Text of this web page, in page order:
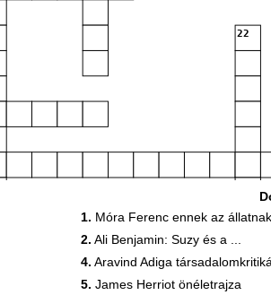
22
1. Móra Ferenc ennek az
2. Ali Benjamin: Suzy és a ...
4. Aravind Adiga
5. James Herriot önéletrajza